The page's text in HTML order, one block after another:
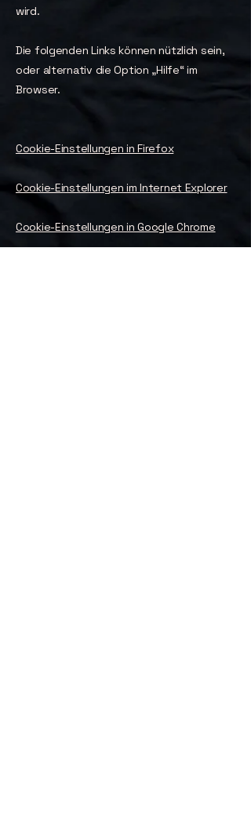
wird.
Die folgenden Links können nützlich sein,
oder alternativ die Option „Hilfe“ im
Browser.
Cookie-Einstellungen in Firefox
Cookie-Einstellungen im Internet Explorer
Cookie-Einstellungen in Google Chrome